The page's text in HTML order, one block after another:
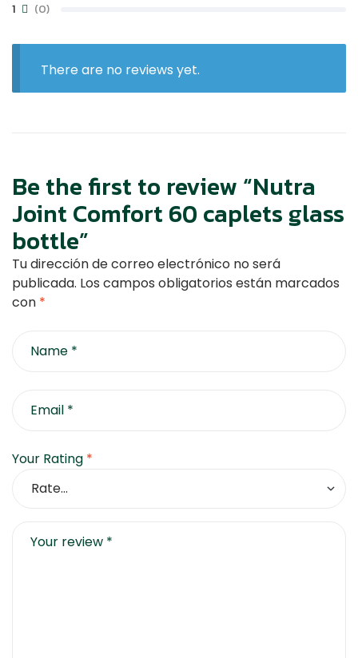
1 (0)
There are no reviews yet.
Be the first to review “Nutra
Joint Comfort 60 caplets glass
bottle”
Tu dirección de correo electrónico no será
publicada. Los campos obligatorios están marcados
con *
Your Rating *